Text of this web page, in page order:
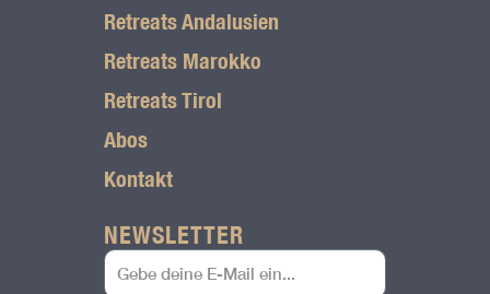
Retreats Andalusien
Retreats Marokko
Retreats Tirol
Abos
Kontakt
NEWSLETTER